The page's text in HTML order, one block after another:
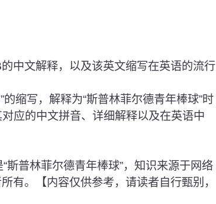
的中文解释，以及该英文缩写在英语的流行
缩写，解释为“斯普林菲尔德青年棒球”时
应的中文拼音、详细解释以及在英语中
斯普林菲尔德青年棒球”，知识来源于网络
有。【内容仅供参考，请读者自行甄别，